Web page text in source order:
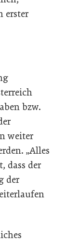
erster
bzw.
weiter
„Alles
dass der
der